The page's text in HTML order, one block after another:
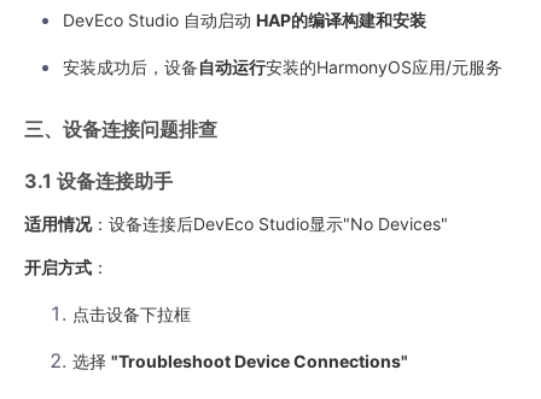
DevEco Studio 自动启动 HAP的编译构建和安装
安装成功后，设备自动运行安装的HarmonyOS应用/元服务
三、设备连接问题排查
3.1 设备连接助手
适用情况：设备连接后DevEco Studio显示"No Devices"
开启方式 ：
点击设备下拉框
选择 "Troubleshoot Device Connections"